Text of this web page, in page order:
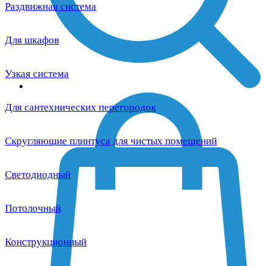
Раздвижная система
Для шкафов
Узкая система
Для сантехнических перегородок
Скругляющие плинтуса для чистых помещений
Светодиодный
Потолочный
Конструкционный